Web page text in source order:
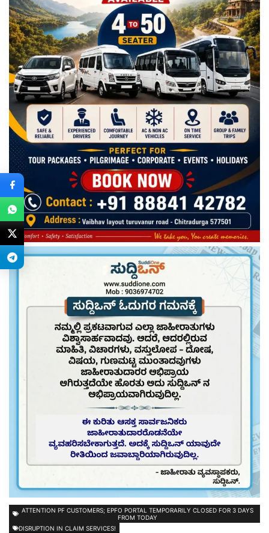
ATTENTION PF CUSTOMERS; EPFO ​​PORTAL TEMPORARILY CLOSED FOR 3 DAYS
FROM TODAY
DISRUPTION IN CLAIM SERVICES!